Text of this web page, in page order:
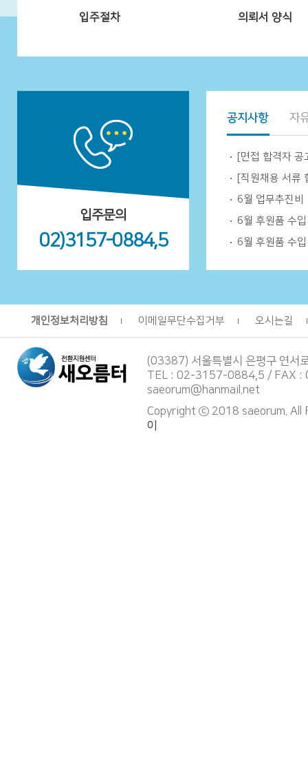
입주절차 의뢰서 양식
입주문의
02)3157-0884,5
[면접 합격자 공
[직원채용 서류
6월 업무추진비
6월 후원품 수
6월 후원품 수
개인정보처리방침 이메일무단수집거부 오시는길
(03387) 서울특별시 은평구 연서
TEL : 02-3157-0884,5 / FAX :
saeorum@hanmail.net
Copyright ⓒ 2018 saeorum. All
이